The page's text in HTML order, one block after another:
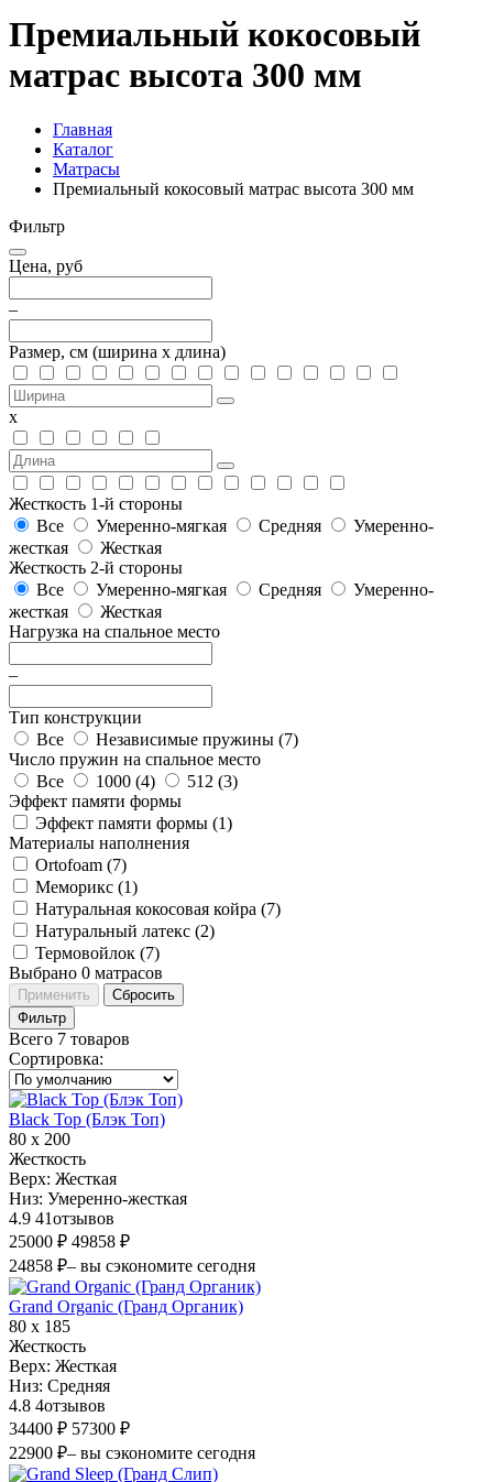
Премиальный кокосовый
матрас высота 300 мм
Главная
Каталог
Матрасы
Премиальный кокосовый матрас высота 300 мм
Фильтр
Цена, руб
–
Размер, см (ширина х длина)
х
Жесткость 1-й стороны
Все
Умеренно-мягкая Средняя
Умеренно-
жесткая
Жесткая
Жесткость 2-й стороны
Все
Умеренно-мягкая Средняя
Умеренно-
жесткая
Жесткая
Нагрузка на спальное место
–
Тип конструкции
Все
Независимые пружины (7)
Число пружин на спальное место
Все
1000 (4) 512 (3)
Эффект памяти формы
Эффект памяти формы (1)
Материалы наполнения
Ortofoam (7)
Меморикс (1)
Натуральная кокосовая койра (7)
Натуральный латекс (2)
Термовойлок (7)
Выбрано 0 матрасов
Применить
Сбросить
Фильтр
Всего 7 товаров
Сортировка:
Black Top (Блэк Топ)
80 х 200
Жесткость
Верх: Жесткая
Низ: Умеренно-жесткая
4.9 41отзывов
25000 ₽ 49858 ₽
24858 ₽– вы сэкономите сегодня
Grand Organic (Гранд Органик)
80 х 185
Жесткость
Верх: Жесткая
Низ: Средняя
4.8 4отзывов
34400 ₽ 57300 ₽
22900 ₽– вы сэкономите сегодня